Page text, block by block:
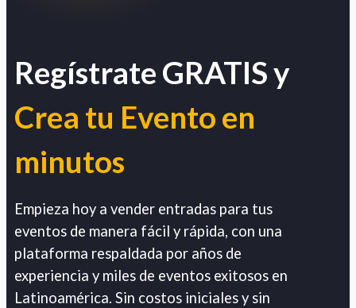
Regístrate GRATIS y
Crea tu Evento en
minutos
Empieza hoy a vender entradas para tus
eventos de manera fácil y rápida, con una
plataforma respaldada por años de
experiencia y miles de eventos exitosos en
Latinoamérica. Sin costos iniciales y sin